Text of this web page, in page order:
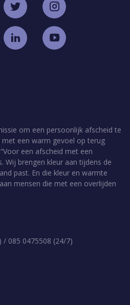
/ 085 0475508 (24/7)
om een persoonlijk afscheid te
een warm gevoel op terug
een afscheid met een
Wij brengen kleur aan tijdens de
past. En die kleur en warmte
mensen die met een overlijden